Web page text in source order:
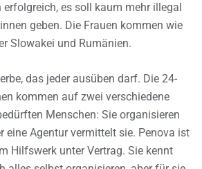
erfolgreich, es soll kaum mehr illegal
geben. Die Frauen kommen wie
Slowakei und Rumänien.
das jeder ausüben darf. Die 24-
kommen auf zwei verschiedene
Menschen: Sie organisieren
eine Agentur vermittelt sie. Penova ist
Hilfswerk unter Vertrag. Sie kennt